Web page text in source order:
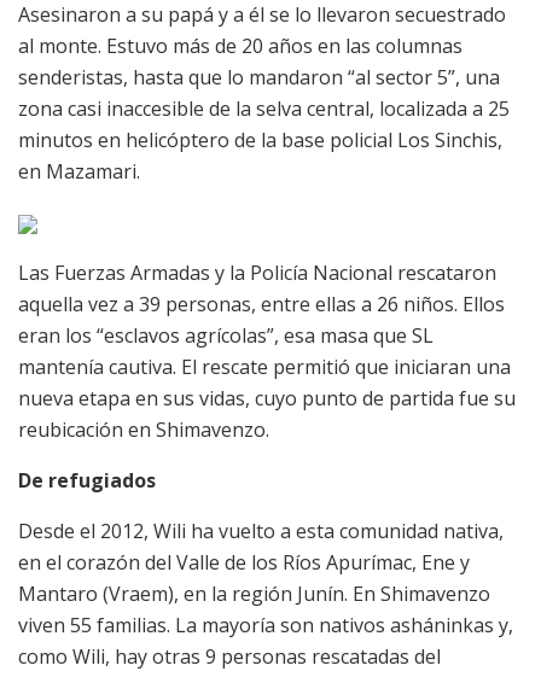
Asesinaron a su papá y a él se lo llevaron secuestrado
al monte. Estuvo más de 20 años en las columnas
senderistas, hasta que lo mandaron “al sector 5”, una
zona casi inaccesible de la selva central, localizada a 25
minutos en helicóptero de la base policial Los Sinchis,
en Mazamari.
Las Fuerzas Armadas y la Policía Nacional rescataron
aquella vez a 39 personas, entre ellas a 26 niños. Ellos
eran los “esclavos agrícolas”, esa masa que SL
mantenía cautiva. El rescate permitió que iniciaran una
nueva etapa en sus vidas, cuyo punto de partida fue su
reubicación en Shimavenzo.
De refugiados
Desde el 2012, Wili ha vuelto a esta comunidad nativa,
en el corazón del Valle de los Ríos Apurímac, Ene y
Mantaro (Vraem), en la región Junín. En Shimavenzo
viven 55 familias. La mayoría son nativos asháninkas y,
como Wili, hay otras 9 personas rescatadas del